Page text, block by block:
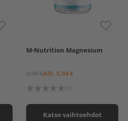
60 kaps. 120 kaps.
M-Nutrition Magnesium
9,90 €Alk. 5,94 €
Katso vaihtoehdot